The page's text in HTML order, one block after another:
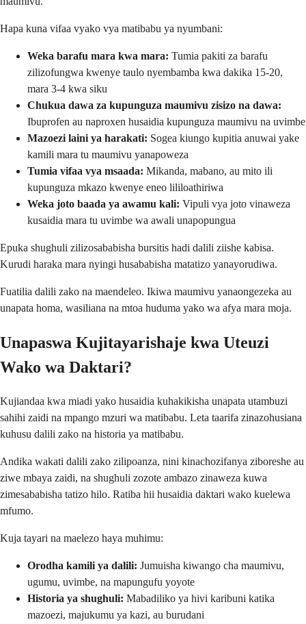
Hapa kuna vifaa vyako vya matibabu ya nyumbani:
Weka barafu mara kwa mara: Tumia pakiti za barafu
zilizofungwa kwenye taulo nyembamba kwa dakika 15-20,
mara 3-4 kwa siku
Chukua dawa za kupunguza maumivu zisizo na dawa:
Ibuprofen au naproxen husaidia kupunguza maumivu na uvimbe
Mazoezi laini ya harakati: Sogea kiungo kupitia anuwai yake
kamili mara tu maumivu yanapoweza
Tumia vifaa vya msaada: Mikanda, mabano, au mito ili
kupunguza mkazo kwenye eneo lililoathiriwa
Weka joto baada ya awamu kali: Vipuli vya joto vinaweza
kusaidia mara tu uvimbe wa awali unapopungua
Epuka shughuli zilizosababisha bursitis hadi dalili ziishe kabisa.
Kurudi haraka mara nyingi husababisha matatizo yanayorudiwa.
Fuatilia dalili zako na maendeleo. Ikiwa maumivu yanaongezeka au
unapata homa, wasiliana na mtoa huduma yako wa afya mara moja.
Unapaswa Kujitayarishaje kwa Uteuzi
Wako wa Daktari?
Kujiandaa kwa miadi yako husaidia kuhakikisha unapata utambuzi
sahihi zaidi na mpango mzuri wa matibabu. Leta taarifa zinazohusiana
kuhusu dalili zako na historia ya matibabu.
Andika wakati dalili zako zilipoanza, nini kinachozifanya ziboreshe au
ziwe mbaya zaidi, na shughuli zozote ambazo zinaweza kuwa
zimesababisha tatizo hilo. Ratiba hii husaidia daktari wako kuelewa
mfumo.
Kuja tayari na maelezo haya muhimu:
Orodha kamili ya dalili: Jumuisha kiwango cha maumivu,
ugumu, uvimbe, na mapungufu yoyote
Historia ya shughuli: Mabadiliko ya hivi karibuni katika
mazoezi, majukumu ya kazi, au burudani